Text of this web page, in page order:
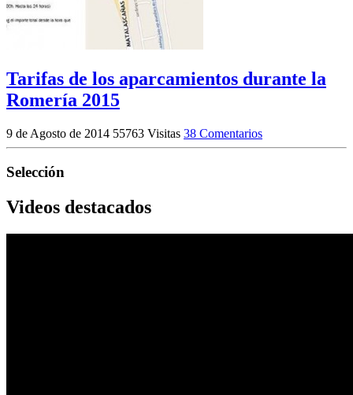
Tarifas de los aparcamientos durante la
Romería 2015
9 de Agosto de 2014 55763 Visitas 38 Comentarios
Selección
Videos destacados